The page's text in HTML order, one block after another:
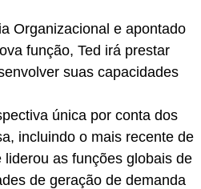
Organizacional e apontado
função, Ted irá prestar
suas capacidades
única por conta dos
incluindo o mais recente de
as funções globais de
de geração de demanda